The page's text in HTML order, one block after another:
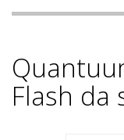
Flash da